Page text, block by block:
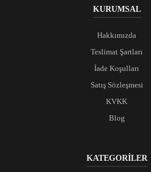
KURUMSAL
Hakkımızda
Teslimat Şartları
İade Koşulları
Satış Sözleşmesi
KVKK
Blog
KATEGORİLER